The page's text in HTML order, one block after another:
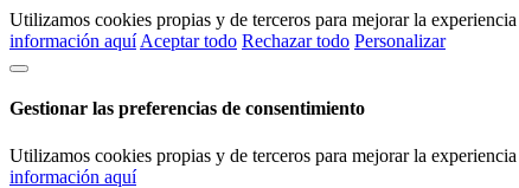
Utilizamos cookies propias y de terceros para mejorar la
información aquí Aceptar todo Rechazar todo Personalizar
Gestionar las preferencias de consentimiento
Utilizamos cookies propias y de terceros para mejorar la
información aquí